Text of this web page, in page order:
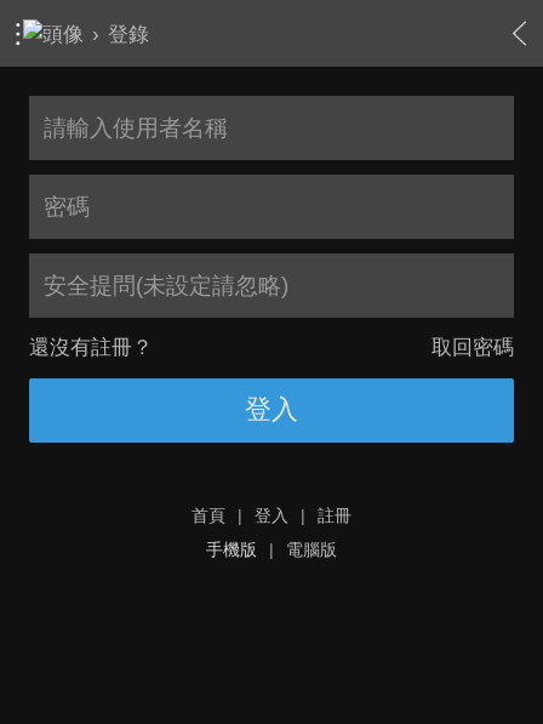
› 登錄
安全提問(未設定請忽略)
還沒有註冊？ 取回密碼
登入
首頁 | 登入 |
註冊
手機版
| 電腦版